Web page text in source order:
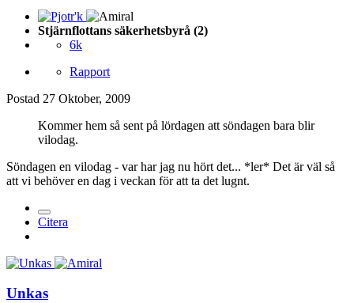
Stjärnflottans säkerhetsbyrå (2)
6k
Rapport
Postad 27 Oktober, 2009
Kommer hem så sent på lördagen att söndagen bara blir
vilodag.
Söndagen en vilodag - var har jag nu hört det... *ler* Det är väl så
att vi behöver en dag i veckan för att ta det lugnt.
Citera
Unkas